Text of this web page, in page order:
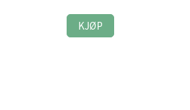
KJØP